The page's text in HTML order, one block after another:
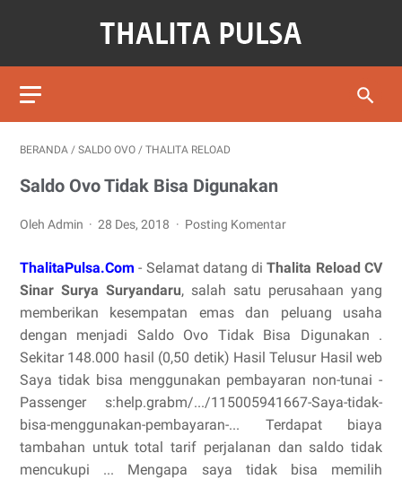
BERANDA / SALDO OVO / THALITA RELOAD
Saldo Ovo Tidak Bisa Digunakan
Oleh Admin 28 Des, 2018 Posting Komentar
ThalitaPulsa.Com - Selamat datang diThalita Reload CV
Sinar Surya Suryandaru, salah satu perusahaan yang
memberikan kesempatan emas dan peluang usaha
dengan menjadi Saldo Ovo Tidak Bisa Digunakan .
Sekitar 148.000 hasil (0,50 detik) Hasil Telusur Hasil web
Saya tidak bisa menggunakan pembayaran non-tunai -
Passenger s:help.grabm/.../115005941667-Saya-tidak-
bisa-menggunakan-pembayaran-... Terdapat biaya
tambahan untuk total tarif perjalanan dan saldo tidak
mencukupi ... Mengapa saya tidak bisa memilih